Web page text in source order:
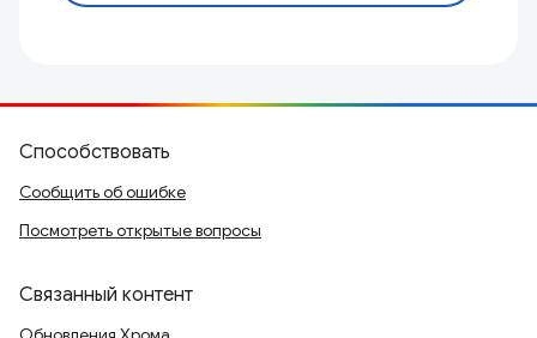
Способствовать
Сообщить об ошибке
Посмотреть открытые вопросы
Связанный контент